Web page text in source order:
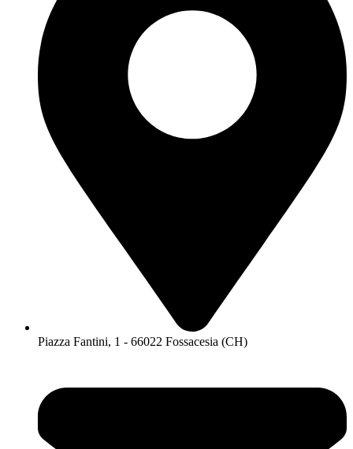
Piazza Fantini, 1 - 66022 Fossacesia (CH)